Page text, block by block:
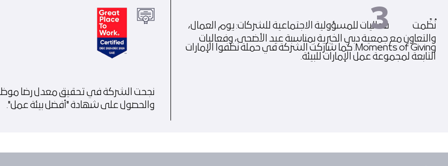
نُظِّمت 3
فعاليات للمسؤولية الاجتماعية للشركات: يوم العمال،
والتعاون مع جمعية دبي الخيرية بمناسبة عيد الأضحى، وفعاليات
Moments of Giving. كما شاركت الشركة في حملة نظفوا الإمارات
التابعة لمجموعة عمل الإمارات للبيئة.
نجحت الشركة في تحقيق معدل رضا
والحصول على شهادة "أفضل بيئة عمل".